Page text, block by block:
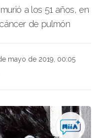
a los 51 años, en
de pulmón
mayo de 2019, 00:05